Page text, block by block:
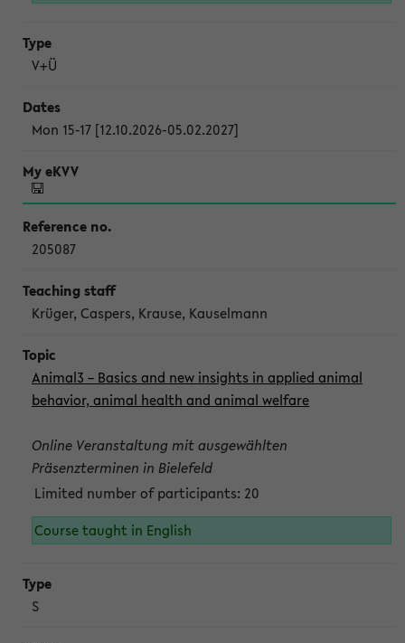
V+Ü
Mon 15-17 [12.10.2026-05.02.2027]
205087
Krüger, Caspers, Krause, Kauselmann
Animal3 – Basics and new insights in applied animal
behavior, animal health and animal welfare
Online Veranstaltung mit ausgewählten
Präsenzterminen in Bielefeld
Limited number of participants: 20
Course taught in English
S